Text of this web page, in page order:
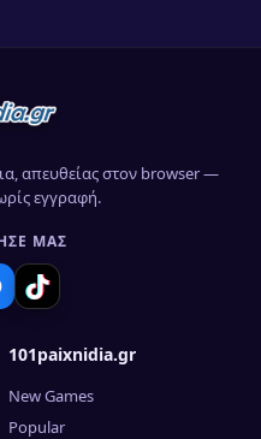
απευθείας στον browser —
εγγραφή.
ΜΑΣ
101paixnidia.gr
New Games
Popular